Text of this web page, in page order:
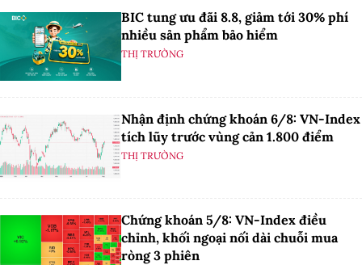
BIC tung ưu đãi 8.8, giảm tới 30% phí
nhiều sản phẩm bảo hiểm
THỊ TRƯỜNG
Nhận định chứng khoán 6/8: VN-Index
tích lũy trước vùng cản 1.800 điểm
THỊ TRƯỜNG
Chứng khoán 5/8: VN-Index điều
chỉnh, khối ngoại nối dài chuỗi mua
ròng 3 phiên